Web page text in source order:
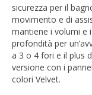
sicurezza per il
movimento e di
mantiene i volumi e
profondità per
a 3 o 4 fori e il plus
versione con i
colori Velvet.